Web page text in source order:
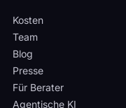
Kosten
Team
Blog
Presse
Für Berater
Agentische KI